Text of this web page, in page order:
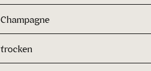
Champagne
trocken